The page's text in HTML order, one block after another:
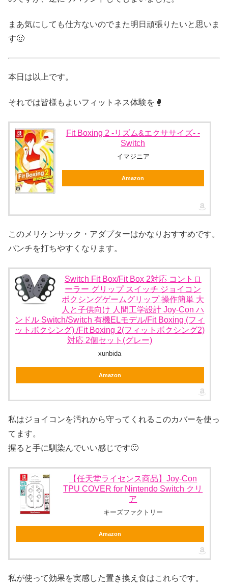
まあ気にしても仕方ないのでまた明日頑張りたいと思いま
す🙂
本日は以上です。
それでは皆様もよいフィットネス体験を🥊
Fit Boxing 2 -リズム&エクササイズ- -
Switch
イマジニア
Amazon
このメリケンサック・アダプターはかなりおすすめです。
パンチを打ちやすくなります。
Switch Fit Box/Fit Box 2対応 コントロ
ーラー グリップ スイッチ ジョイコン
ボクシングゲームグリップ 操作簡単 大
人と子供向け 人間工学設計 Joy-Con ハ
ンドル Switch/Switch 有機ELモデル/Fit Boxing (フィ
ットボクシング) /Fit Boxing 2(フィットボクシング2)
対応 2個セット(グレー)
xunbida
Amazon
私はジョイコンを汚れから守ってくれるこのカバーを使っ
てます。
握ると手に馴染んでいい感じです🙂
【任天堂ライセンス商品】Joy-Con
TPU COVER for Nintendo Switch クリ
ア
キーズファクトリー
Amazon
私が使って効果を実感した置き換え食はこれらです。